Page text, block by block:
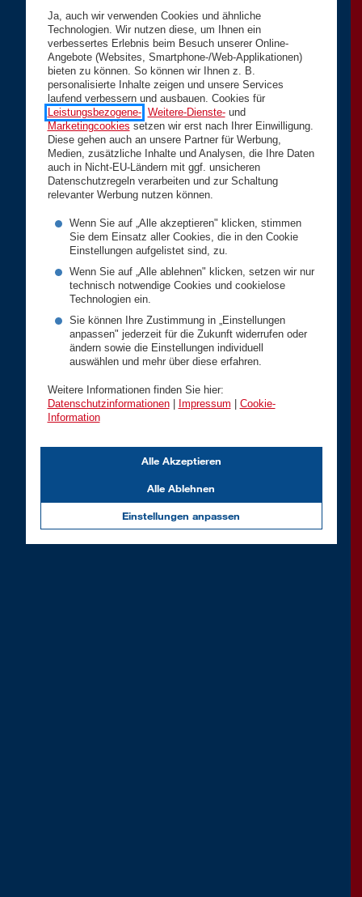
Ja, auch wir verwenden Cookies und ähnliche
Technologien. Wir nutzen diese, um Ihnen ein
verbessertes Erlebnis beim Besuch unserer Online-
Angebote (Websites, Smartphone-/Web-Applikationen)
bieten zu können. So können wir Ihnen z. B.
personalisierte Inhalte zeigen und unsere Services
laufend verbessern und ausbauen. Cookies für
Leistungsbezogene-, Weitere-Dienste-und
Marketingcookies setzen wir erst nach Ihrer Einwilligung.
Diese gehen auch an unsere Partner für Werbung,
Medien, zusätzliche Inhalte und Analysen, die Ihre Daten
auch in Nicht-EU-Ländern mit ggf. unsicheren
Datenschutzregeln verarbeiten und zur Schaltung
relevanter Werbung nutzen können.
Wenn Sie auf „Alle akzeptieren" klicken, stimmen
Sie dem Einsatz aller Cookies, die in den Cookie
Einstellungen aufgelistet sind, zu.
Wenn Sie auf „Alle ablehnen" klicken, setzen wir nur
technisch notwendige Cookies und cookielose
Technologien ein.
Sie können Ihre Zustimmung in „Einstellungen
anpassen" jederzeit für die Zukunft widerrufen oder
ändern sowie die Einstellungen individuell
auswählen und mehr über diese erfahren.
Weitere Informationen finden Sie hier:
Datenschutzinformationen| Impressum
Cookie-
Information
Einstellungen anpassen
Alle Ablehnen
Alle Akzeptieren